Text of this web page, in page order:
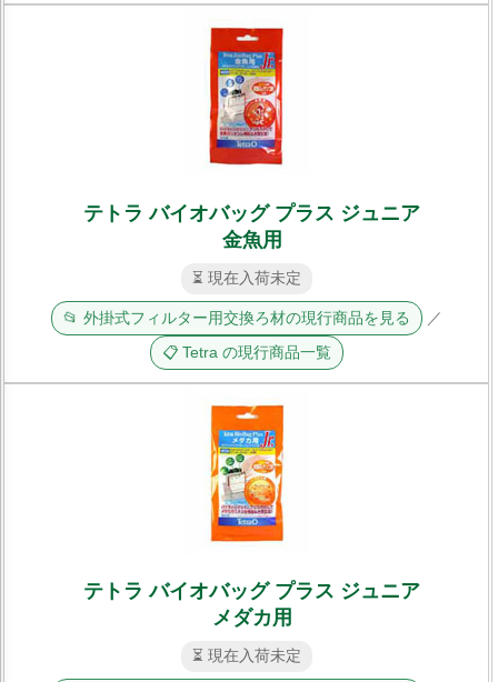
テトラ バイオバッグ プラス ジュニア
金魚用
⏳ 現在入荷未定
📂 外掛式フィルター用交換ろ材の現行商品を見る ／
📋 Tetra の現行商品一覧
テトラ バイオバッグ プラス ジュニア
メダカ用
⏳ 現在入荷未定